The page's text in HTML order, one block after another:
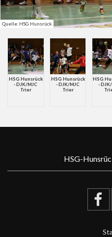
Quelle: HSG Hunsrück
HSG Hunsrück
- DJK/MJC
Trier
HSG Hunsrück
- DJK/MJC
Trier
HSG
-
HSG-